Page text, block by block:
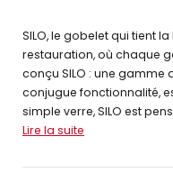
SILO, le gobelet qui tient
restauration, où chaque
conçu SILO : une gamme
conjugue fonctionnalité,
simple verre, SILO est
Lire la suite